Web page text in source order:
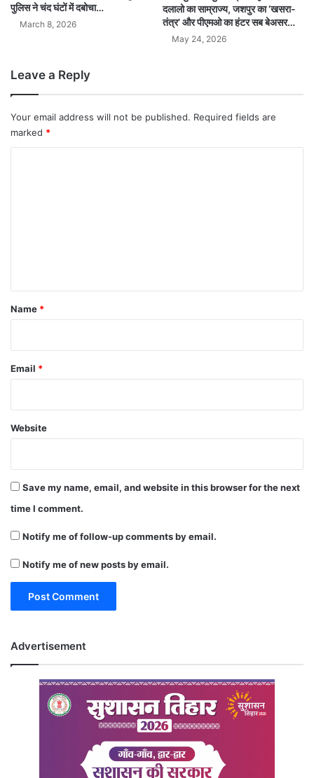
पुलिस ने चंद घंटों में दबोचा…
March 8, 2026
दलालो का साम्राज्य, जशपुर का ‘खसरा-
तंत्र’ और पीएमओ का हंटर सब बेअसर…
May 24, 2026
Leave a Reply
Your email address will not be published. Required fields are
marked *
*
Name *
Email *
Website
Save my name, email, and website in this browser for the next
time I comment.
Notify me of follow-up comments by email.
Notify me of new posts by email.
Advertisement